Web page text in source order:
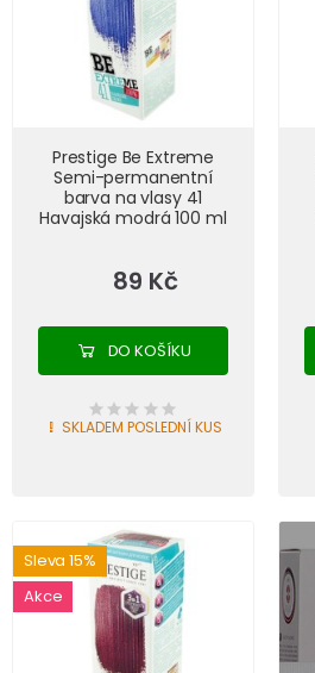
Prestige Be Extreme
Semi-permanentní
barva na vlasy 41
Havajská modrá 100 ml
89 Kč
DO KOŠÍKU
SKLADEM POSLEDNÍ KUS
Sleva 15%
Akce